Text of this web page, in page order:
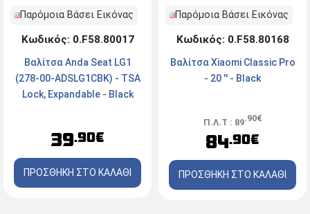
Παρόμοια Βάσει Εικόνας
Κωδικός: 0.F58.80017
Βαλίτσα Anda Seat LG1
(278-00-ADSLG1CBK) - TSA
Lock, Expandable - Black
39.90€
ΠΡΟΣΘΗΚΗ ΣΤΟ ΚΑΛΑΘΙ
Παρόμοια Βάσει Εικόνας
Κωδικός: 0.F58.80168
Βαλίτσα Xiaomi Classic Pro
- 20 '' - Black
Π.Λ.Τ : 89.90€
84.90€
ΠΡΟΣΘΗΚΗ ΣΤΟ ΚΑΛΑΘΙ